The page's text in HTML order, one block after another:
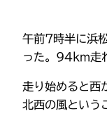
午前7時半に浜
った。94km走
走り始めると西
北西の風という